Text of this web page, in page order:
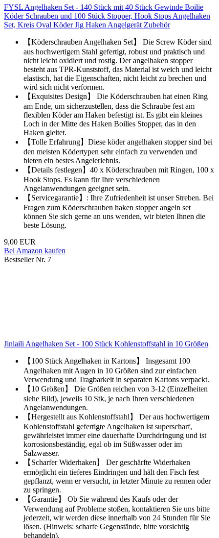
FYSL Angelhaken Set - 140 Stück mit 40 Stück Gewinde Boilie
Köder Schrauben und 100 Stück Stopper, Hook Stops Angelhaken
Set, Kreis Oval Köder Jig Haken Angelgerät Zubehör
【Köderschrauben Angelhaken Set】 Die Screw Köder sind
aus hochwertigem Stahl gefertigt, robust und praktisch und
nicht leicht oxidiert und rostig. Der angelhaken stopper
besteht aus TPR-Kunststoff, das Material ist weich und leicht
elastisch, hat die Eigenschaften, nicht leicht zu brechen und
wird sich nicht verformen.
【Exquisites Design】 Die Köderschrauben hat einen Ring
am Ende, um sicherzustellen, dass die Schraube fest am
flexiblen Köder am Haken befestigt ist. Es gibt ein kleines
Loch in der Mitte des Haken Boilies Stopper, das in den
Haken gleitet.
【Tolle Erfahrung】Diese köder angelhaken stopper sind bei
den meisten Ködertypen sehr einfach zu verwenden und
bieten ein bestes Angelerlebnis.
【Details festlegen】40 x Köderschrauben mit Ringen, 100 x
Hook Stops. Es kann für Ihre verschiedenen
Angelanwendungen geeignet sein.
【Servicegarantie】: Ihre Zufriedenheit ist unser Streben. Bei
Fragen zum Köderschrauben haken stopper angeln set
können Sie sich gerne an uns wenden, wir bieten Ihnen die
beste Lösung.
9,00 EUR
Bei Amazon kaufen
Bestseller Nr. 7
Jinlaili Angelhaken Set - 100 Stück Kohlenstoffstahl in 10 Größen
【100 Stück Angelhaken in Kartons】 Insgesamt 100
Angelhaken mit Augen in 10 Größen sind zur einfachen
Verwendung und Tragbarkeit in separaten Kartons verpackt.
【10 Größen】 Die Größen reichen von 3-12 (Einzelheiten
siehe Bild), jeweils 10 Stk, je nach Ihren verschiedenen
Angelanwendungen.
【Hergestellt aus Kohlenstoffstahl】 Der aus hochwertigem
Kohlenstoffstahl gefertigte Angelhaken ist superscharf,
gewährleistet immer eine dauerhafte Durchdringung und ist
korrosionsbeständig, egal ob im Süßwasser oder im
Salzwasser.
【Scharfer Widerhaken】 Der geschärfte Widerhaken
ermöglicht ein tieferes Eindringen und hält den Fisch fest
gepflanzt, wenn er versucht, in letzter Minute zu rennen oder
zu springen.
【Garantie】 Ob Sie während des Kaufs oder der
Verwendung auf Probleme stoßen, kontaktieren Sie uns bitte
jederzeit, wir werden diese innerhalb von 24 Stunden für Sie
lösen. (Hinweis: scharfe Gegenstände, bitte vorsichtig
behandeln).